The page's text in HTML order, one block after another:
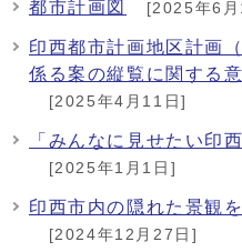
都市計画図 [2025年6月
印西都市計画地区計画
係る案の縦覧に関する
[2025年4月11日]
「みんなに見せたい印
[2025年1月1日]
印西市内の隠れた景観
[2024年12月27日]